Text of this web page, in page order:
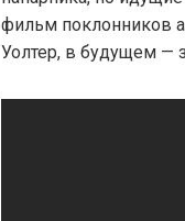
фильм поклонников
Уолтер, в будущем —